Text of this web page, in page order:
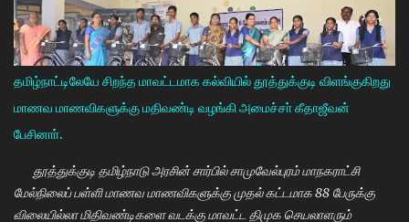
தமிழ்நாட்டிலேயே சிறந்த மாவட்டமாக கல்வியில் தூத்துக்குடி விளங்குகிறது
மாணவ மாணவிகளுக்கு மதிவண்டி வழங்கி அமைச்சா் கீதாஜீவன்
பேசினாா்.
தூத்துக்குடி தமிழ்நாடு அரசின் சார்பில் சாமுவேல்புரம் மாநகராட்சி
மேல்நிலைப் பள்ளி மாணவ மாணவிகளுக்கு முதல் கட்டமாக 88 பேருக்கு
விலையில்லா மிதிவண்டிகளை வடக்கு மாவட்ட திமுக செயலாளரும்